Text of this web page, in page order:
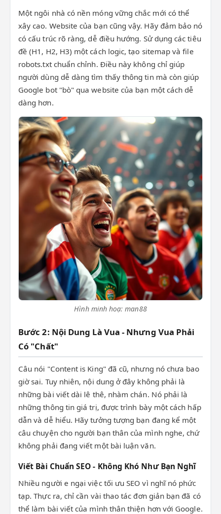
Một ngôi nhà có nền móng vững chắc mới có thể
xây cao. Website của bạn cũng vậy. Hãy đảm bảo nó
có cấu trúc rõ ràng, dễ điều hướng. Sử dụng các tiêu
đề (H1, H2, H3) một cách logic, tạo sitemap và file
robots.txt chuẩn chỉnh. Điều này không chỉ giúp
người dùng dễ dàng tìm thấy thông tin mà còn giúp
Google bot "bò" qua website của bạn một cách dễ
dàng hơn.
Hình minh hoạ: man88
Bước 2: Nội Dung Là Vua - Nhưng Vua Phải
Có "Chất"
Câu nói "Content is King" đã cũ, nhưng nó chưa bao
giờ sai. Tuy nhiên, nội dung ở đây không phải là
những bài viết dài lê thê, nhàm chán. Nó phải là
những thông tin giá trị, được trình bày một cách hấp
dẫn và dễ hiểu. Hãy tưởng tượng bạn đang kể một
câu chuyện cho người bạn thân của mình nghe, chứ
không phải đang viết một bài luận văn.
Viết Bài Chuẩn SEO - Không Khó Như Bạn Nghĩ
Nhiều người e ngại việc tối ưu SEO vì nghĩ nó phức
tạp. Thực ra, chỉ cần vài thao tác đơn giản bạn đã có
thể làm bài viết của mình thân thiện hơn với Google.